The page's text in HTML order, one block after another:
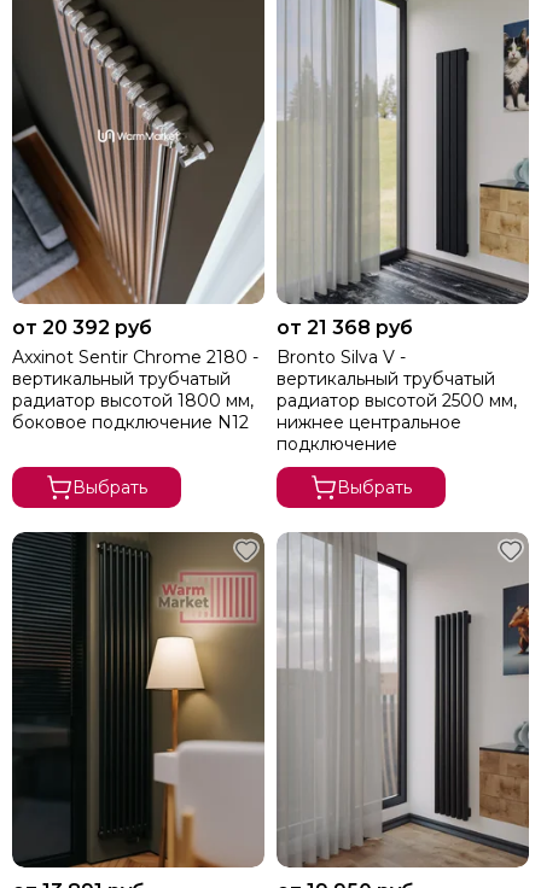
от 20 392 руб
Axxinot Sentir Chrome 2180 -
вертикальный трубчатый
радиатор высотой 1800 мм,
боковое подключение N12
Выбрать
от 21 368 руб
Bronto Silva V -
вертикальный трубчатый
радиатор высотой 2500 мм,
нижнее центральное
подключение
Выбрать